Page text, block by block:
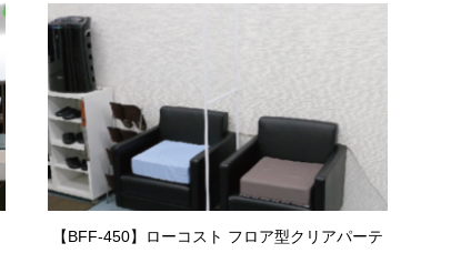
【BFF-450】ローコスト フロア型クリアパーテ